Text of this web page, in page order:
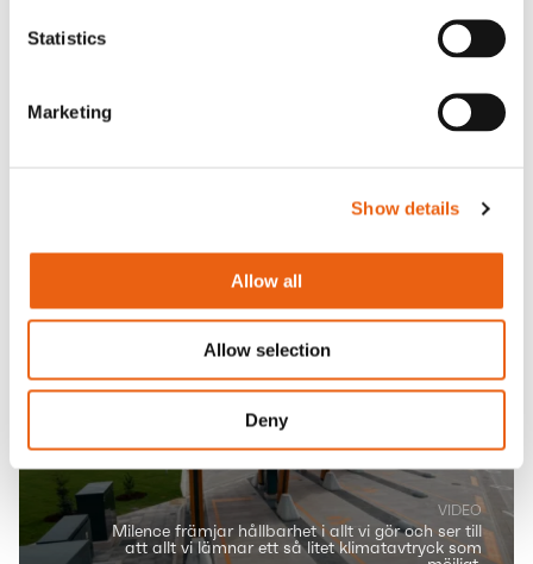
Statistics
Marketing
Show details
Allow all
Allow selection
Deny
VIDEO
Milence främjar hållbarhet i allt vi gör och ser till
att allt vi lämnar ett så litet klimatavtryck som